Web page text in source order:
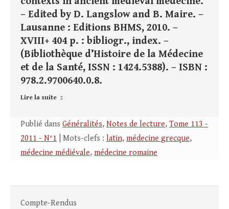
– Edited by D. Langslow and B. Maire. –
Lausanne : Editions BHMS, 2010. –
XVIII+ 404 p. : bibliogr., index. –
(Bibliothèque d’Histoire de la Médecine
et de la Santé, ISSN : 1424.5388). – ISBN :
978.2.9700640.0.8.
Lire la suite
Publié dans Généralités, Notes de lecture, Tome 113 -
2011 - N°1 | Mots-clefs : latin, médecine grecque,
médecine médiévale, médecine romaine
Compte-Rendus